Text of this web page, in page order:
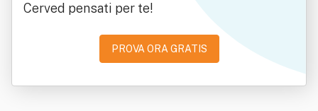
Cerved pensati per te!
PROVA ORA GRATIS